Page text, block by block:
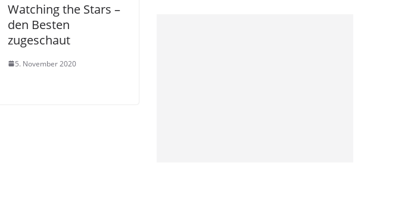
Watching the Stars –
den Besten
zugeschaut
5. November 2020